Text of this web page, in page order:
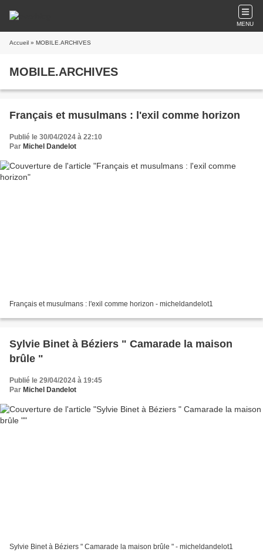
MENU
Accueil » MOBILE.ARCHIVES
MOBILE.ARCHIVES
Français et musulmans : l'exil comme horizon
Publié le 30/04/2024 à 22:10
Par Michel Dandelot
Français et musulmans : l'exil comme horizon - micheldandelot1
Sylvie Binet à Béziers " Camarade la maison
brûle "
Publié le 29/04/2024 à 19:45
Par Michel Dandelot
Sylvie Binet à Béziers " Camarade la maison brûle " - micheldandelot1